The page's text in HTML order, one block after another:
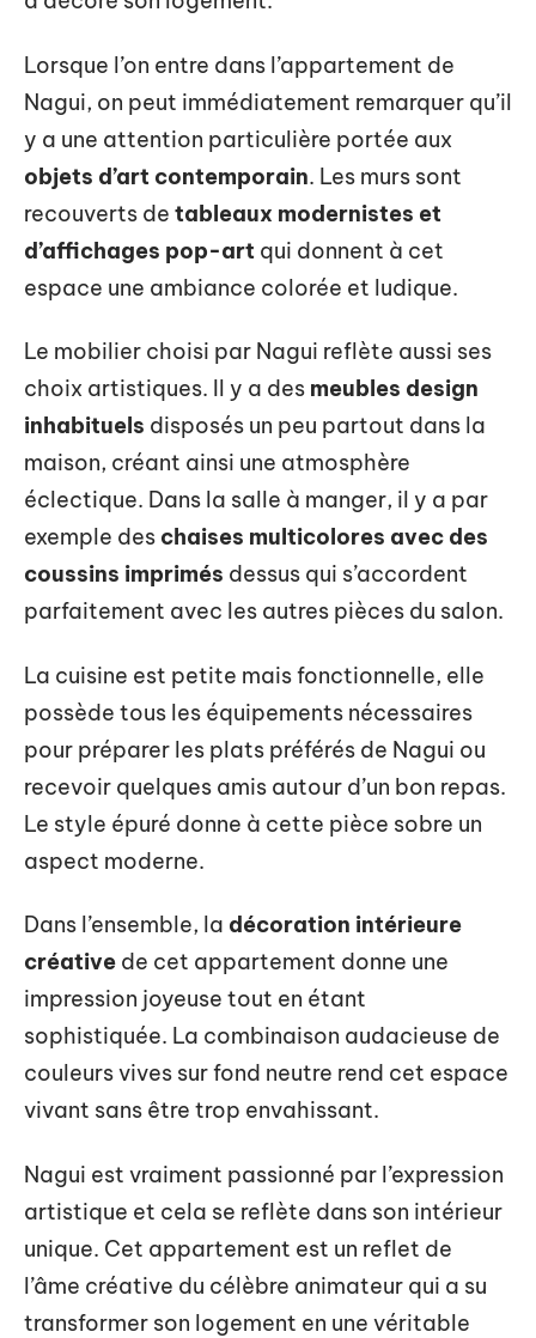
Lorsque l’on entre dans l’appartement de
Nagui, on peut immédiatement remarquer qu’il
y a une attention particulière portée aux
objets d’art contemporain. Les murs sont
recouverts de tableaux modernistes et
d’affichages pop-art qui donnent à cet
espace une ambiance colorée et ludique.
Le mobilier choisi par Nagui reflète aussi ses
choix artistiques. Il y a des meubles design
inhabituels disposés un peu partout dans la
maison, créant ainsi une atmosphère
éclectique. Dans la salle à manger, il y a par
exemple des chaises multicolores avec des
coussins imprimés dessus qui s’accordent
parfaitement avec les autres pièces du salon.
La cuisine est petite mais fonctionnelle, elle
possède tous les équipements nécessaires
pour préparer les plats préférés de Nagui ou
recevoir quelques amis autour d’un bon repas.
Le style épuré donne à cette pièce sobre un
aspect moderne.
Dans l’ensemble, la décoration intérieure
créative de cet appartement donne une
impression joyeuse tout en étant
sophistiquée. La combinaison audacieuse de
couleurs vives sur fond neutre rend cet espace
vivant sans être trop envahissant.
Nagui est vraiment passionné par l’expression
artistique et cela se reflète dans son intérieur
unique. Cet appartement est un reflet de
l’âme créative du célèbre animateur qui a su
transformer son logement en une véritable